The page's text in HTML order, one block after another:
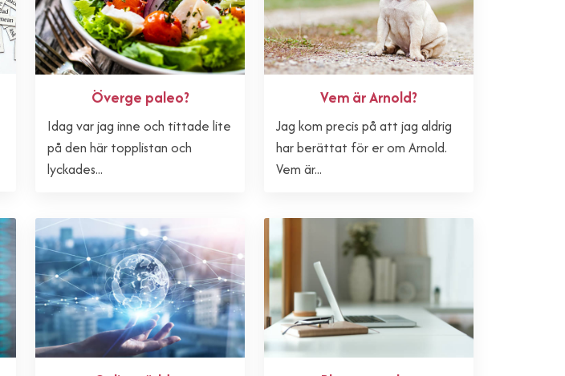
Överge paleo?
Idag var jag inne och tittade lite
på den här topplistan och
lyckades...
Vem är Arnold?
Jag kom precis på att jag aldrig
har berättat för er om Arnold.
Vem är...